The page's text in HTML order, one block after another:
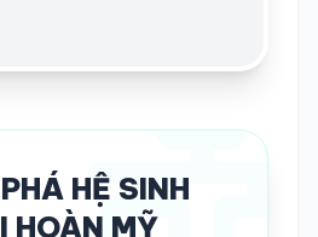
HỆ SINH
HOÀN MỸ